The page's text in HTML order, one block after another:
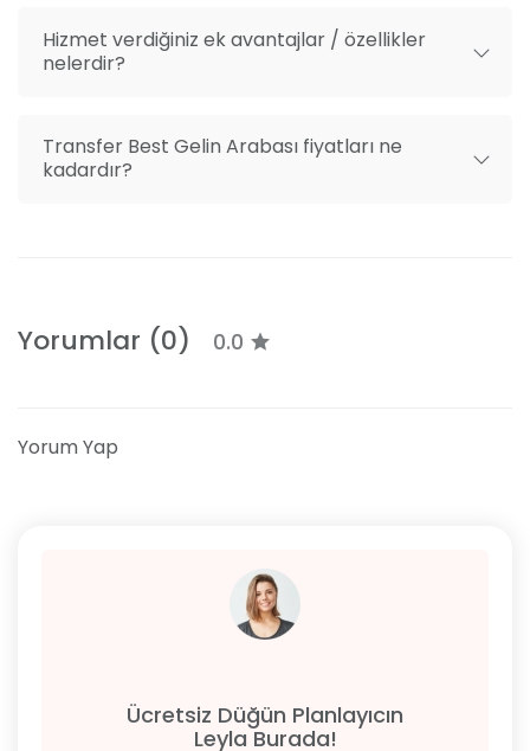
hatları kullanılabilir. Spotçular Çarşısı'nda inerek
Tenis Kortu'nun hemen karşısındaki firmaya
ulaşabilirsiniz. Detaylı adres ise şu şekilde:
Hizmet verdiğiniz ek avantajlar / özellikler
nelerdir?
Transfer Best Gelin Arabası fiyatları ne
kadardır?
Yorumlar (0) 0.0
Yorum Yap
Ücretsiz Düğün Planlayıcın
Leyla Burada!